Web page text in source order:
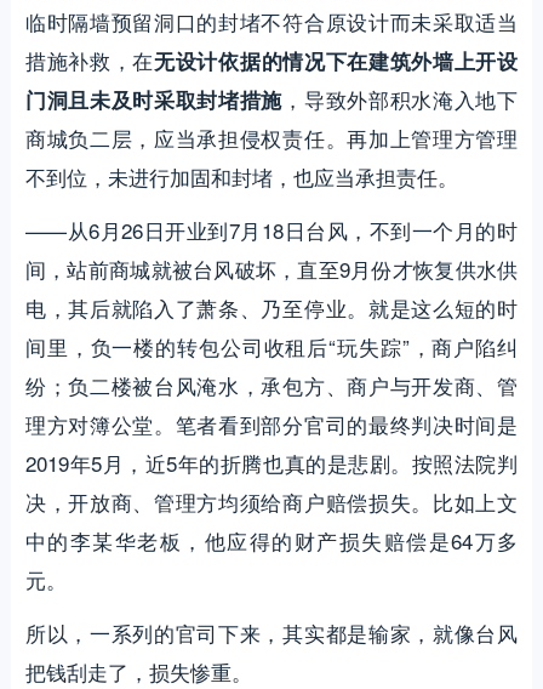
临时隔墙预留洞口的封堵不符合原设计而未采取适当
措施补救，在无设计依据的情况下在建筑外墙上开设
门洞且未及时采取封堵措施 ，导致外部积水淹入地下
商城负二层，应当承担侵权责任。再加上管理方管理
不到位，未进行加固和封堵，也应当承担责任。
——从6月26日开业到7月18日台风，不到一个月的时
间，站前商城就被台风破坏，直至9月份才恢复供水供
电，其后就陷入了萧条、乃至停业。就是这么短的时
间里，负一楼的转包公司收租后“玩失踪”，商户陷纠
纷；负二楼被台风淹水，承包方、商户与开发商、管
理方对簿公堂。笔者看到部分官司的最终判决时间是
2019年5月，近5年的折腾也真的是悲剧。按照法院判
决，开放商、管理方均须给商户赔偿损失。比如上文
中的李某华老板，他应得的财产损失赔偿是64万多
元。
所以，一系列的官司下来，其实都是输家，就像台风
把钱刮走了，损失惨重。